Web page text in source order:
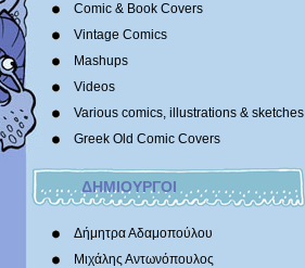
Comic & Book Covers
Vintage Comics
Mashups
Videos
Various comics, illustrations & sketches
Greek Old Comic Covers
ΔΗΜΙΟΥΡΓΟΙ
Δήμητρα Αδαμοπούλου
Μιχάλης Αντωνόπουλος